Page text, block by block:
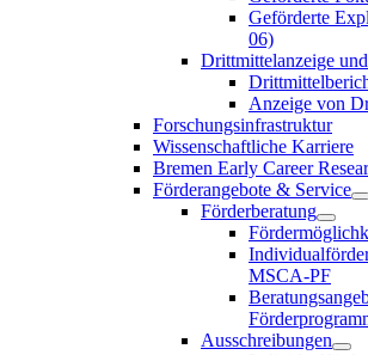
Geförderte
06)
Drittmittelanzeige
Anzeige von
Forschungsinfrastruktur
Wissenschaftliche Karriere
Bremen Early Career
Förderangebote & Service
Förderberatung
MSCA-PF
Ausschreibungen